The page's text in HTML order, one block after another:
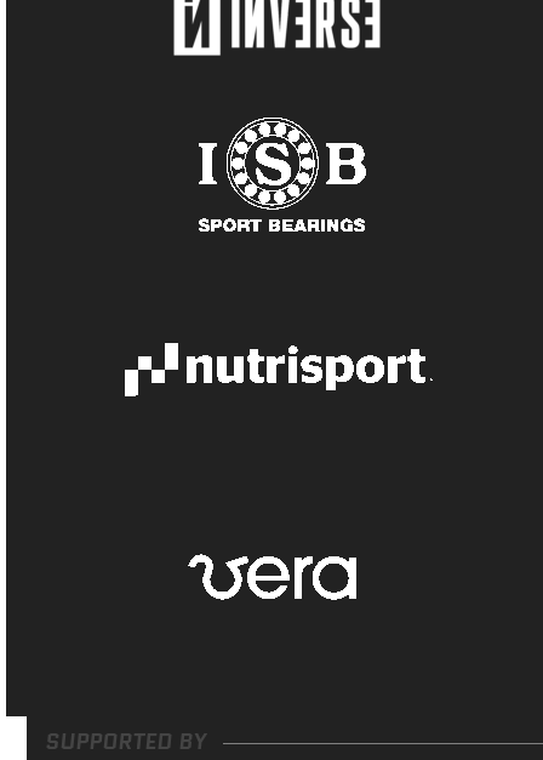
SUPPORTED BY